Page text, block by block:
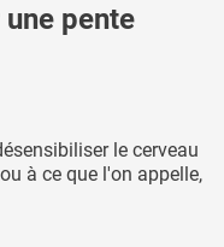
pente
le cerveau
à ce que l'on appelle,